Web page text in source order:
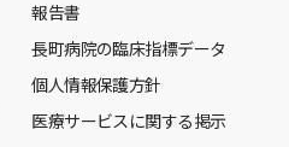
報告書
長町病院の臨床指標データ
個人情報保護方針
医療サービスに関する掲示